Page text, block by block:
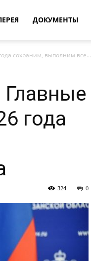
ДОКУМЕНТЫ
сохраним, выполним все...
Главные
года
0
324